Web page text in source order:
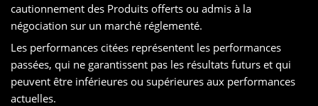
cautionnement des Produits offerts ou admis à la
négociation sur un marché réglementé.
Les performances citées représentent les performances
passées, qui ne garantissent pas les résultats futurs et qui
peuvent être inférieures ou supérieures aux performances
actuelles.